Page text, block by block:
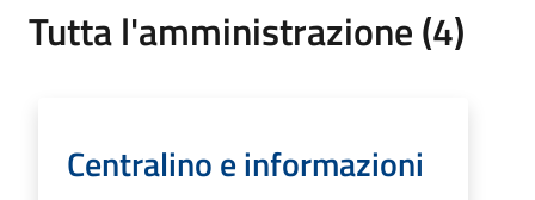
Tutta l'amministrazione (4)
Centralino e informazioni